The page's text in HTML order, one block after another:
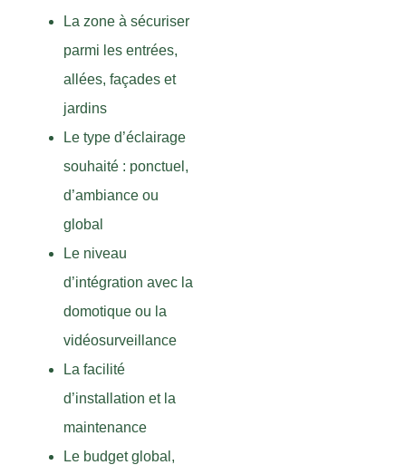
La zone à sécuriser
parmi les entrées,
allées, façades et
jardins
Le type d’éclairage
souhaité : ponctuel,
d’ambiance ou
global
Le niveau
d’intégration avec la
domotique ou la
vidéosurveillance
La facilité
d’installation et la
maintenance
Le budget global,